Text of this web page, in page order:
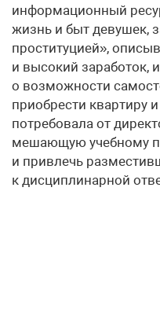
информационный
жизнь и быт девушек,
проституцией»,
и высокий заработок,
о возможности
приобрести квартиру
потребовала от
мешающую учебному
и привлечь
к дисциплинарной